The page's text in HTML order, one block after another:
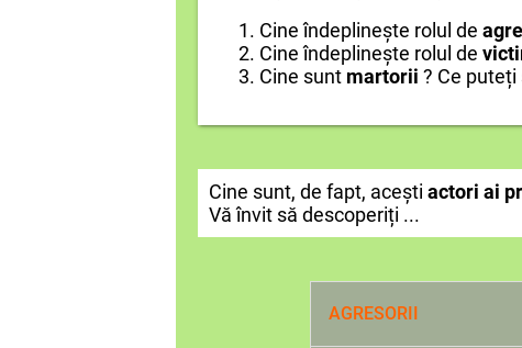
Cine îndeplinește rolul de
Cine îndeplinește rolul de
Cine sunt martorii ? Ce
Cine sunt, de fapt, acești actori ai
Vă învit să descoperiți ...
AGRESORII